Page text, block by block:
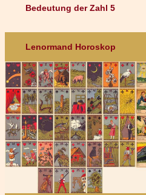
Bedeutung der Zahl 5
Lenormand Horoskop